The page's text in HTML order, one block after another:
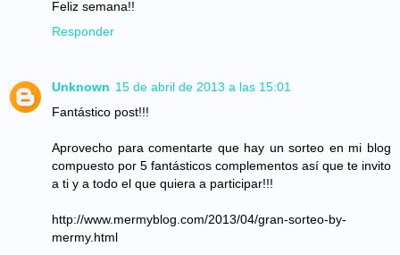
Feliz semana!!
Responder
Unknown 15 de abril de 2013 a las 15:01
Fantástico post!!!
Aprovecho para comentarte que hay un sorteo en mi blog
compuesto por 5 fantásticos complementos así que te invito
a ti y a todo el que quiera a participar!!!
http://www.mermyblog.com/2013/04/gran-sorteo-by-
mermy.html